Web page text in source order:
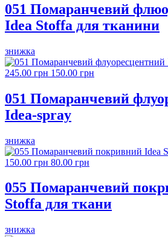
051 Помаранчевий
Idea Stoffa для тканини
знижка
245.00 грн 150.00 грн
051 Помаранчевий
Idea-spray
знижка
150.00 грн 80.00 грн
055 Помаранчевий
Stoffa для ткани
знижка